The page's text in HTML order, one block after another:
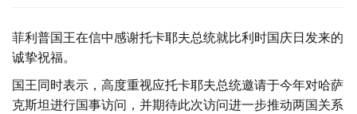
菲利普国王在信中感谢托卡耶夫总统就比利时国庆日发来的
诚挚祝福。
国王同时表示，高度重视应托卡耶夫总统邀请于今年对哈萨
克斯坦进行国事访问，并期待此次访问进一步推动两国关系